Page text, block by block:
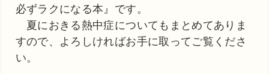
必ずラクになる本』です。
夏におきる熱中症についてもまとめてありま
すので、よろしければお手に取ってご覧くださ
い。